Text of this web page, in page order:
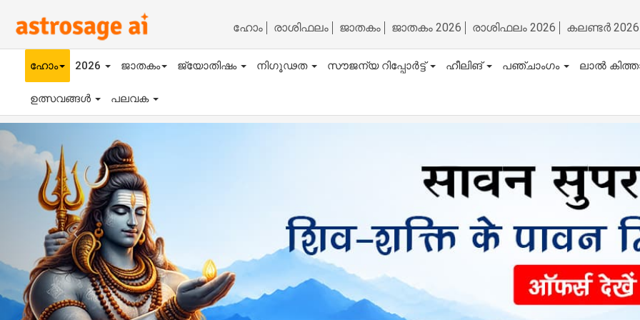
ഹോം രാശിഫലം ജാതകം ജാതകം 2026 രാശിഫലം 2026 കലണ്ടർ 2026
ഹോം 2026 ജാതകം ജ്യോതിഷം നിഗൂഢത സൗജന്യ റിപ്പോർട്ട് ഹീലിങ് പഞ്ചാംഗം ലാൽ
ഉത്സവങ്ങൾ പലവക
Previous